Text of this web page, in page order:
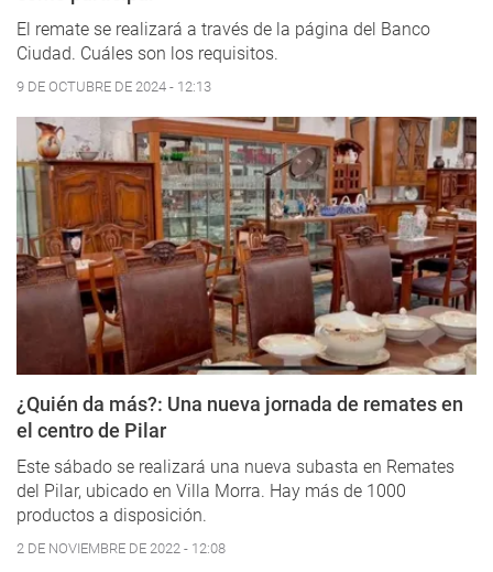
El remate se realizará a través de la página del Banco
Ciudad. Cuáles son los requisitos.
9 DE OCTUBRE DE 2024 - 12:13
¿Quién da más?: Una nueva jornada de remates en
el centro de Pilar
Este sábado se realizará una nueva subasta en Remates
del Pilar, ubicado en Villa Morra. Hay más de 1000
productos a disposición.
2 DE NOVIEMBRE DE 2022 - 12:08